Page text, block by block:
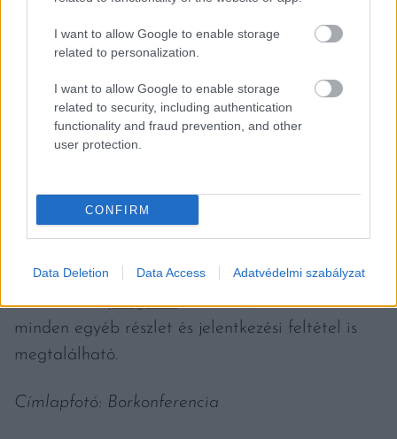
I want to allow Google to enable storage
related to personalization.
I want to allow Google to enable storage
related to security, including authentication
functionality and fraud prevention, and other
user protection.
CONFIRM
Data Deletion Data Access Adatvédelmi szabályzat
(író, borszakíró, történész) és
Toldy-Schedel Emil(kardiológus, a Budapesti
Az elmúlt években bevezetett hagyomány szerint
ezen az eseményen hirdetik ki a Kárpát-medence
ismerhetjük meg a Borászok Borásza 2025-ös
jelöltjeit!
www.aborkonferencia.hu
oldalon is nyomon
követhető aprogramalakulása, továbbá
minden egyéb részlet és jelentkezési feltétel is
megtalálható.
Címlapfotó: Borkonferencia